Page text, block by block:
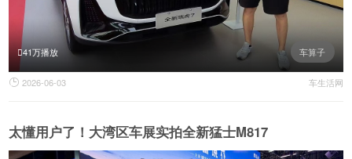
车算子
41万播放
 2026-06-03 车生活网
太懂用户了！大湾区车展实拍全新猛士M817